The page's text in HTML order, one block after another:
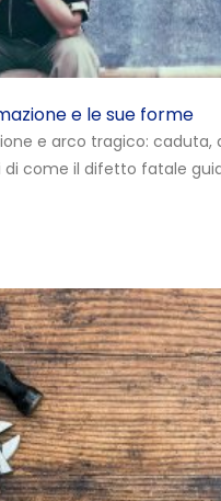
e le sue forme
e arco tragico: caduta,
di come il difetto fatale